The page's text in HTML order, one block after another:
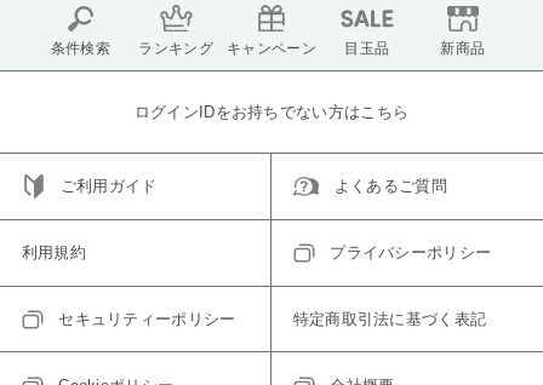
条件検索 ランキング キャンペーン 目玉品 新商品
ログインIDをお持ちでない方はこちら
ご利用ガイド よくあるご質問
利用規約 プライバシーポリシー
セキュリティーポリシー 特定商取引法に基づく表記